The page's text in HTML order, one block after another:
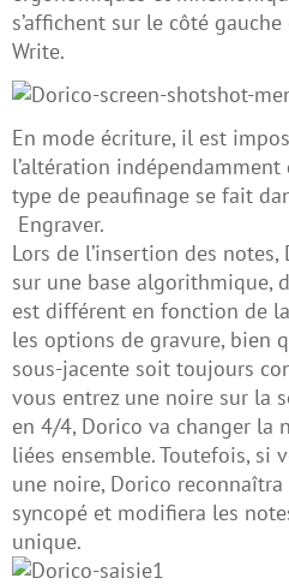
s’affichent sur le côté
Write.
En mode écriture, il est
l’altération indépendamment
type de peaufinage se fait
Engraver.
Lors de l’insertion des
sur une base algorithmique,
est différent en fonction de
les options de gravure, bien
sous-jacente soit toujours
vous entrez une noire sur la
en 4/4, Dorico va changer la
liées ensemble. Toutefois, si
une noire, Dorico
syncopé et modifiera les
unique.